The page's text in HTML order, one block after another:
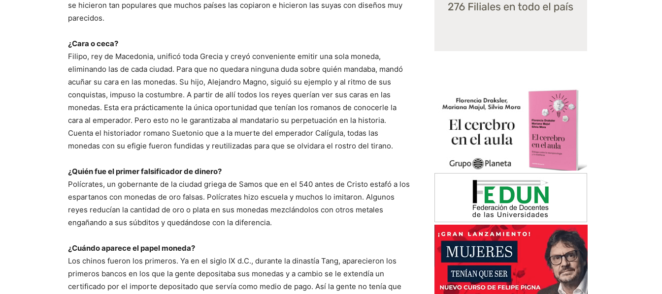
se hicieron tan populares que muchos países las copiaron e hicieron las suyas con diseños muy
parecidos.
¿Cara o ceca?
Filipo, rey de Macedonia, unificó toda Grecia y creyó conveniente emitir una sola moneda,
eliminando las de cada ciudad. Para que no quedara ninguna duda sobre quién mandaba, mandó
acuñar su cara en las monedas. Su hijo, Alejandro Magno, siguió su ejemplo y al ritmo de sus
conquistas, impuso la costumbre. A partir de allí todos los reyes querían ver sus caras en las
monedas. Esta era prácticamente la única oportunidad que tenían los romanos de conocerle la
cara al emperador. Pero esto no le garantizaba al mandatario su perpetuación en la historia.
Cuenta el historiador romano Suetonio que a la muerte del emperador Calígula, todas las
monedas con su efigie fueron fundidas y reutilizadas para que se olvidara el rostro del tirano.
¿Quién fue el primer falsificador de dinero?
Polícrates, un gobernante de la ciudad griega de Samos que en el 540 antes de Cristo estafó a los
espartanos con monedas de oro falsas. Polícrates hizo escuela y muchos lo imitaron. Algunos
reyes reducían la cantidad de oro o plata en sus monedas mezclándolos con otros metales
engañando a sus súbditos y quedándose con la diferencia.
¿Cuándo aparece el papel moneda?
Los chinos fueron los primeros. Ya en el siglo IX d.C., durante la dinastía Tang, aparecieron los
primeros bancos en los que la gente depositaba sus monedas y a cambio se le extendía un
certificado por el importe depositado que servía como medio de pago. Así la gente no tenía que